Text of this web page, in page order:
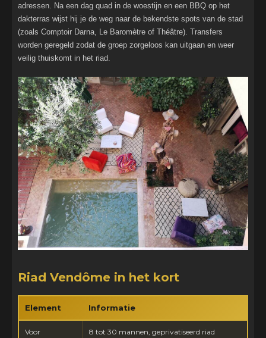
adressen. Na een dag quad in de woestijn en een BBQ op het
dakterras wijst hij je de weg naar de bekendste spots van de stad
(zoals Comptoir Darna, Le Baromètre of Théâtre). Transfers
worden geregeld zodat de groep zorgeloos kan uitgaan en weer
veilig thuiskomt in het riad.
Riad Vendôme in het kort
Element Informatie
Voor 8 tot 30 mannen, geprivatiseerd riad